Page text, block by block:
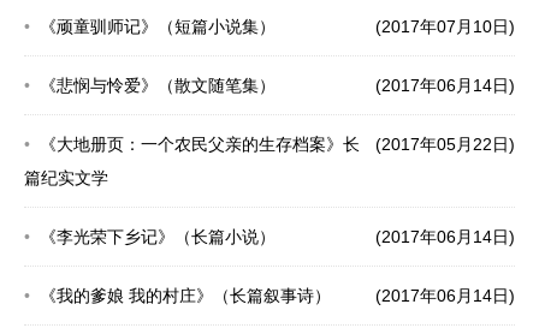
(2017年07月10日)
《顽童驯师记》（短篇小说集）
(2017年06月14日)
《悲悯与怜爱》（散文随笔集）
(2017年05月22日)
《大地册页：一个农民父亲的生存档案》长
篇纪实文学
(2017年06月14日)
《李光荣下乡记》（长篇小说）
(2017年06月14日)
《我的爹娘 我的村庄》（长篇叙事诗）